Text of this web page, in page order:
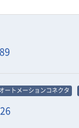
オートメーションコネクタ